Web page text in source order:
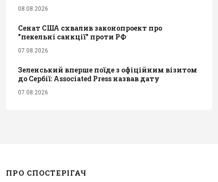
08.08.2026
Сенат США схвалив законопроект про
"пекельні санкції" проти РФ
07.08.2026
Зеленський вперше поїде з офіційним візитом
до Сербії: Associated Press назвав дату
07.08.2026
ПРО СПОСТЕРІГАЧ